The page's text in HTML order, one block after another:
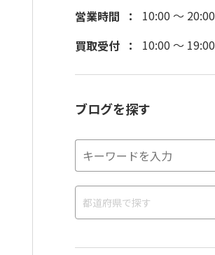
営業時間
10:00 ～ 20:00
買取受付
10:00 ～ 19:00
ブログを探す